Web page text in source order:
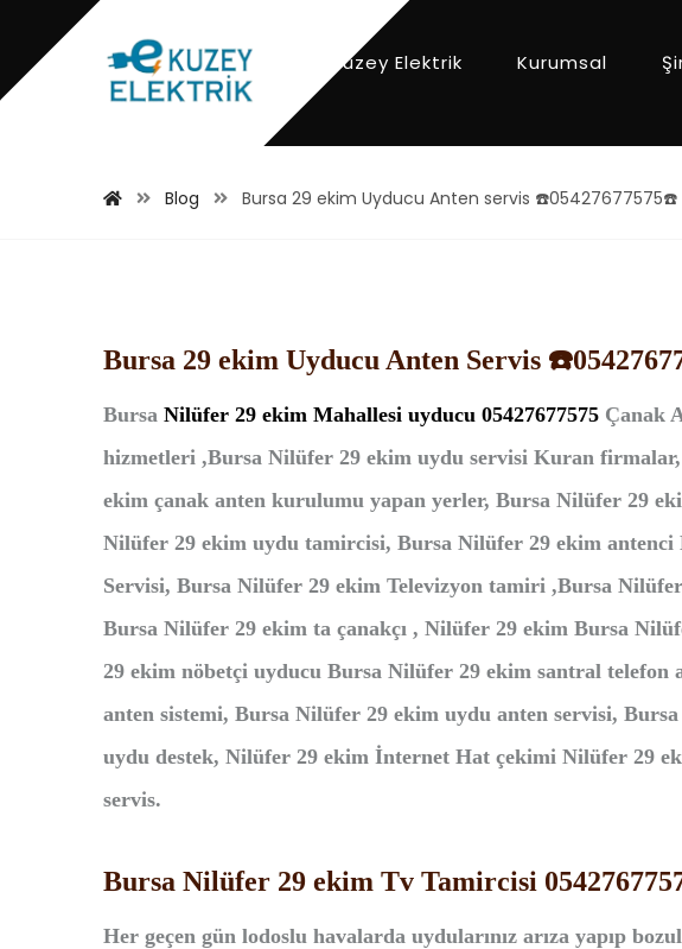
Kuzey Elektrik Kurumsal
Blog Bursa 29 ekim Uyducu Anten servis ☎️05427677575☎️
Bursa 29 ekim Uyducu Anten Servis
Bursa Nilüfer 29 ekim Mahallesi uyducu 05427677575 Çanak
hizmetleri ,Bursa Nilüfer 29 ekim uydu servisi Kuran
ekim çanak anten kurulumu yapan yerler, Bursa Nilüfer 29
Nilüfer 29 ekim uydu tamircisi, Bursa Nilüfer 29 ekim
Servisi, Bursa Nilüfer 29 ekim Televizyon tamiri ,Bursa
Bursa Nilüfer 29 ekim ta çanakçı , Nilüfer 29 ekim Bursa
29 ekim nöbetçi uyducu Bursa Nilüfer 29 ekim santral
anten sistemi, Bursa Nilüfer 29 ekim uydu anten servisi,
uydu destek, Nilüfer 29 ekim İnternet Hat çekimi Nilüfer 29
servis.
Bursa Nilüfer 29 ekim Tv Tamircisi
Her geçen gün lodoslu havalarda uydularınız arıza yapıp